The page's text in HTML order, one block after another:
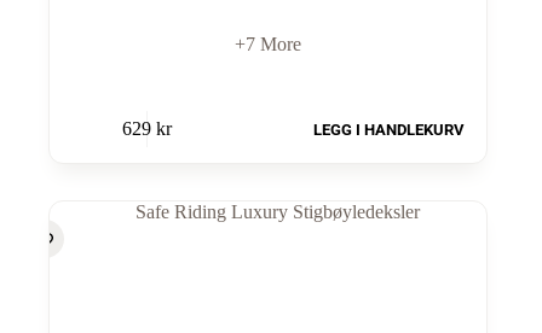
+7 More
629 kr LEGG I HANDLEKURV